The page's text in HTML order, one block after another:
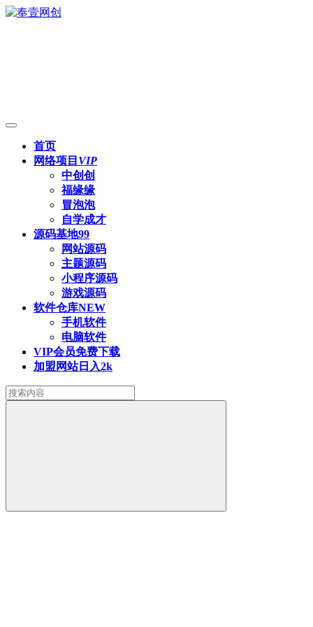
首页
网络项目 VIP
中创创
福缘缘
冒泡泡
自学成才
源码基地99
网站源码
主题源码
小程序源码
游戏源码
软件仓库NEW
手机软件
电脑软件
VIP会员免费下载
加盟网站日入2k